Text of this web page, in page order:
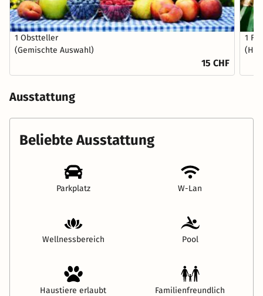
1 Obstteller
(Gemischte Auswahl)
15 CHF
1
Ausstattung
Beliebte Ausstattung
Parkplatz W-Lan
Wellnessbereich Pool
Haustiere erlaubt Familienfreundlich